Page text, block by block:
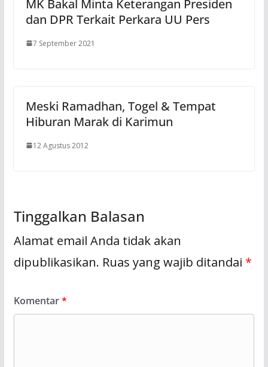
MK Bakal Minta Keterangan Presiden
dan DPR Terkait Perkara UU Pers
7 September 2021
Meski Ramadhan, Togel & Tempat
Hiburan Marak di Karimun
12 Agustus 2012
Tinggalkan Balasan
Alamat email Anda tidak akan
dipublikasikan. Ruas yang wajib ditandai *
Komentar*